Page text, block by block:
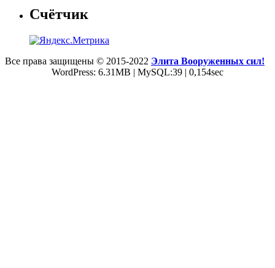
Счётчик
Все права защищены © 2015-2022 Элита Вооруженных сил!
WordPress: 6.31MB | MySQL:39 | 0,154sec